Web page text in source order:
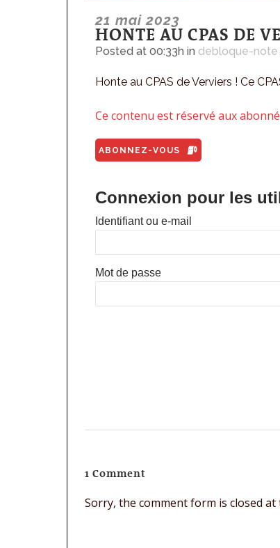
21 mai 2023
HONTE AU CPAS DE
Posted at 00:33h in debloque-note
Honte au CPAS de Verviers ! Ce
Ce contenu est réservé aux
ABONNEZ-VOUS
Connexion pour les
Identifiant ou e-mail
Mot de passe
1 Comment
Sorry, the comment form is closed at